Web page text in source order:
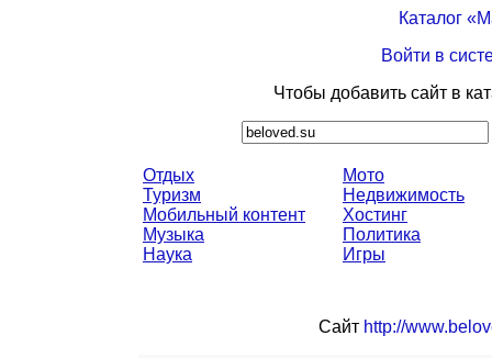
Каталог
Войти в
Чтобы добавить сайт в
Отдых
Туризм
Мобильный контент
Музыка
Наука
Мото
Недвижимость
Хостинг
Политика
Игры
Сайт http://